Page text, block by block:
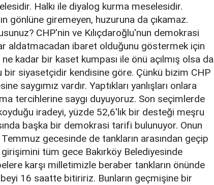
Halkı ile diyalog kurma meselesidir.
gönlüne giremeyen, huzuruna da çıkamaz.
CHP'nin ve Kılıçdaroğlu'nun demokrasi
aldatmacadan ibaret olduğunu göstermek için
kadar bir kaset kumpası ile önü açılmış olsa da
bir siyasetçidir kendisine göre. Çünkü bizim CHP
saygımız vardır. Yaptıkları yanlışları onlara
tercihlerine saygı duyuyoruz. Son seçimlerde
iradeyi, yüzde 52,6'lık bir desteği meşru
başka bir demokrasi tarifi bulunuyor. Onun
gecesinde de tankların arasından geçip
girişimini tüm gece Bakırköy Belediyesinde
karşı milletimizle beraber tankların önünde
16 saatte bitiririz. Bunların geçmişine bir